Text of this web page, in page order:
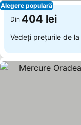
Alegere populară
Din 404 lei
Vedeți prețurile de la